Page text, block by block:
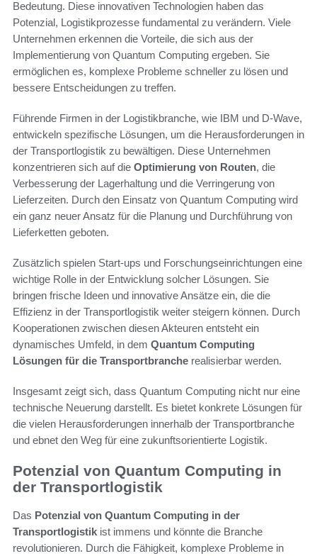
Bedeutung. Diese innovativen Technologien haben das
Potenzial, Logistikprozesse fundamental zu verändern. Viele
Unternehmen erkennen die Vorteile, die sich aus der
Implementierung von Quantum Computing ergeben. Sie
ermöglichen es, komplexe Probleme schneller zu lösen und
bessere Entscheidungen zu treffen.
Führende Firmen in der Logistikbranche, wie IBM und D-Wave,
entwickeln spezifische Lösungen, um die Herausforderungen in
der Transportlogistik zu bewältigen. Diese Unternehmen
konzentrieren sich auf die Optimierung von Routen, die
Verbesserung der Lagerhaltung und die Verringerung von
Lieferzeiten. Durch den Einsatz von Quantum Computing wird
ein ganz neuer Ansatz für die Planung und Durchführung von
Lieferketten geboten.
Zusätzlich spielen Start-ups und Forschungseinrichtungen eine
wichtige Rolle in der Entwicklung solcher Lösungen. Sie
bringen frische Ideen und innovative Ansätze ein, die die
Effizienz in der Transportlogistik weiter steigern können. Durch
Kooperationen zwischen diesen Akteuren entsteht ein
dynamisches Umfeld, in dem Quantum Computing
Lösungen für die Transportbranche realisierbar werden.
Insgesamt zeigt sich, dass Quantum Computing nicht nur eine
technische Neuerung darstellt. Es bietet konkrete Lösungen für
die vielen Herausforderungen innerhalb der Transportbranche
und ebnet den Weg für eine zukunftsorientierte Logistik.
Potenzial von Quantum Computing in
der Transportlogistik
Das Potenzial von Quantum Computing in der
Transportlogistik ist immens und könnte die Branche
revolutionieren. Durch die Fähigkeit, komplexe Probleme in